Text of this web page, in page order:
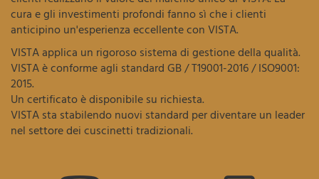
cura e gli investimenti profondi fanno sì che i clienti
anticipino un'esperienza eccellente con VISTA.
VISTA applica un rigoroso sistema di gestione della qualità.
VISTA è conforme agli standard GB / T19001-2016 / ISO9001:
2015.
Un certificato è disponibile su richiesta.
VISTA sta stabilendo nuovi standard per diventare un leader
nel settore dei cuscinetti tradizionali.